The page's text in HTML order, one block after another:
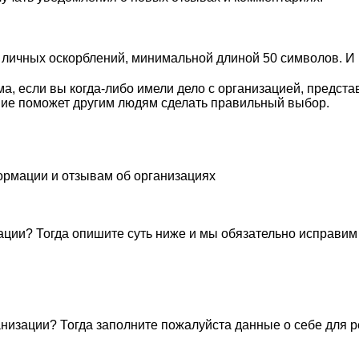
оскорблений, минимальной длиной 50 символов.
если вы когда-либо имели дело с организацией,
поможет другим людям сделать правильный выбор.
и отзывам об организациях
Тогда опишите суть ниже и мы обязательно
Тогда заполните пожалуйста данные о себе для